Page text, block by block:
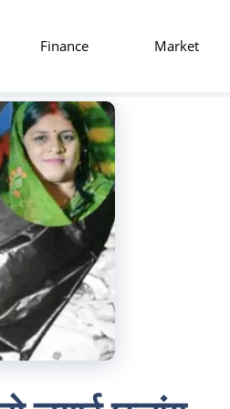
Finance Market